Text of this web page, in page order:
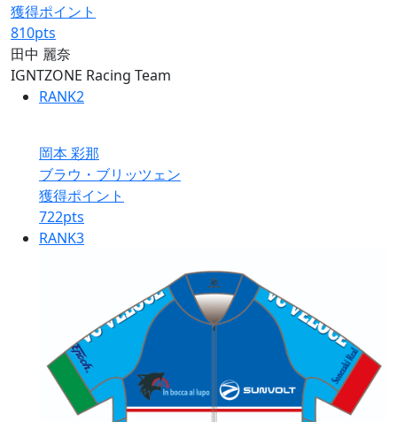
獲得ポイント
810pts
田中 麗奈
IGNTZONE Racing Team
RANK2
岡本 彩那
ブラウ・ブリッツェン
獲得ポイント
722pts
RANK3